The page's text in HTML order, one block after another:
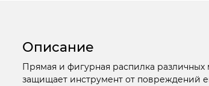
Описание
Прямая и фигурная распилка
защищает инструмент от повреждений